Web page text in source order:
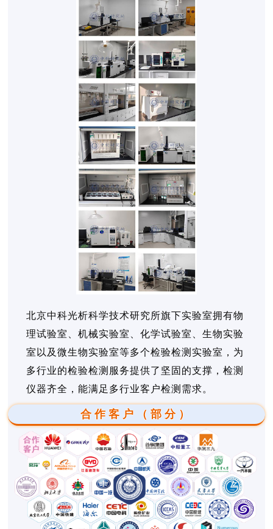
北京中科光析科学技术研究所旗下实验室拥有物
理试验室、机械实验室、化学试验室、生物实验
室以及微生物实验室等多个检验检测实验室，为
多行业的检验检测服务提供了坚固的支撑，检测
仪器齐全，能满足多行业客户检测需求。
合作客户（部分）